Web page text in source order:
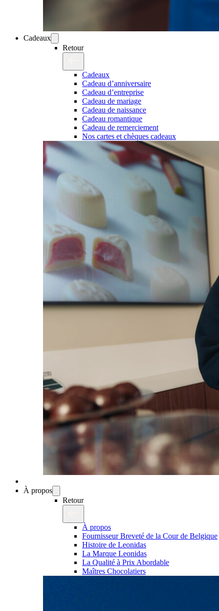
Cadeaux
Retour
Cadeaux
Cadeau d’anniversaire
Cadeau d’entreprise
Cadeau de mariage
Cadeau de naissance
Cadeau romantique
Cadeau de remerciement
Nos cartes et chèques cadeaux
À propos
Retour
À propos
Fournisseur Breveté de la Cour de Belgique
Histoire de Leonidas
La Marque Leonidas
La Qualité à Prix Abordable
Maîtres Chocolatiers